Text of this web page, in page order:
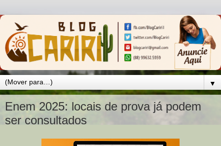
▼
Enem 2025: locais de prova já podem
ser consultados